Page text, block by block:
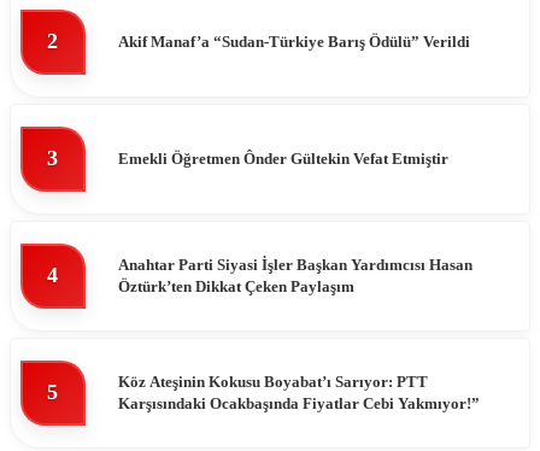
2 Akif Manaf’a “Sudan-Türkiye Barış Ödülü” Verildi
3 Emekli Öğretmen Ônder Gültekin Vefat Etmiştir
4
Anahtar Parti Siyasi İşler Başkan Yardımcısı Hasan
Öztürk’ten Dikkat Çeken Paylaşım
5
Köz Ateşinin Kokusu Boyabat’ı Sarıyor: PTT
Karşısındaki Ocakbaşında Fiyatlar Cebi Yakmıyor!”